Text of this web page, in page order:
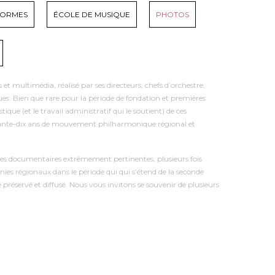
ÉCOLE DE MUSIQUE PHOTOS
multimédia, réalisé par ses directeurs, chefs d’orchestre,
Bien que rare pour la période de fondation et premières
(et le travail administratif qui le soutient) de ces
dix ans de mouvement philharmonique régional et
documentaires extrêmement pertinentes, plusieurs fois
régionaux dans le période qui qui s’étend de la seconde
et diffusé. Nous vous invitons se souvenir de plusieurs